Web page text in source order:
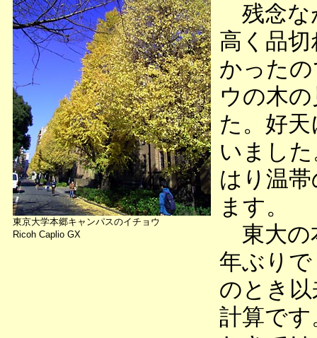
東京大学本郷キャンパスのイチョウ
Ricoh Caplio GX
残念な
高く品
かった
ウの木
た。好
いまし
はり温
ます。
東大の
年ぶり
のとき
計算で